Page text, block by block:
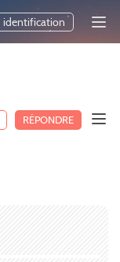
identification
RÉPONDRE